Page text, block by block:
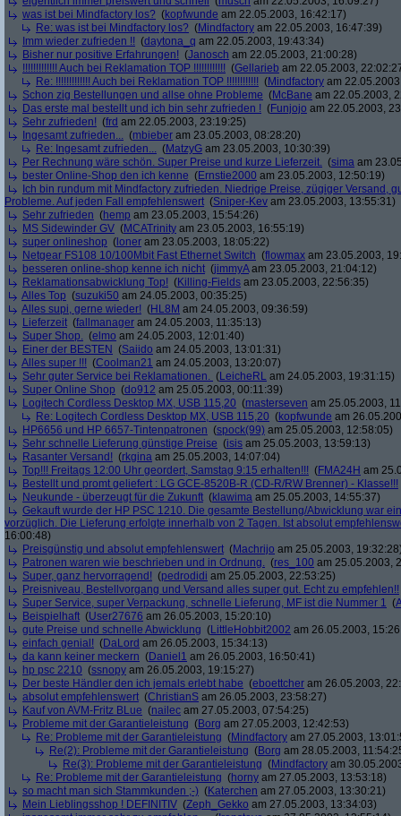
was ist bei Mindfactory los? (kopfwunde am 22.05.2003, 16:42:17)
Re: was ist bei Mindfactory los? (Mindfactory am 22.05.2003, 16:47:39)
Imm wieder zufrieden !! (daytona_q am 22.05.2003, 19:43:34)
Bisher nur positive Erfahrungen! (Janosch am 22.05.2003, 21:00:28)
!!!!!!!!!!!!! Auch bei Reklamation TOP !!!!!!!!!!!! (Gellarieb am 22.05.2003,
Re: !!!!!!!!!!!!! Auch bei Reklamation TOP !!!!!!!!!!!! (Mindfactory am
Schon zig Bestellungen und allse ohne Probleme (McBane am 22.05.2003,
Das erste mal bestellt und ich bin sehr zufrieden ! (Funjojo am 22.05.2003,
Sehr zufrieden! (frd am 22.05.2003, 23:19:25)
Ingesamt zufrieden... (mbieber am 23.05.2003, 08:28:20)
Re: Ingesamt zufrieden... (MatzyG am 23.05.2003, 10:30:39)
Per Rechnung wäre schön. Super Preise und kurze Lieferzeit. (sima am
bester Online-Shop den ich kenne (Ernstie2000 am 23.05.2003, 12:50:19)
Ich bin rundum mit Mindfactory zufrieden. Niedrige Preise, zügiger Versand,
Probleme. Auf jeden Fall empfehlenswert (Sniper-Kev am 23.05.2003, 13:55:31)
Sehr zufrieden (hemp am 23.05.2003, 15:54:26)
MS Sidewinder GV (MCATrinity am 23.05.2003, 16:55:19)
super onlineshop ( loner am 23.05.2003, 18:05:22)
Netgear FS108 10/100Mbit Fast Ethernet Switch (flowmax am 23.05.2003,
besseren online-shop kenne ich nicht (jimmyAam 23.05.2003, 21:04:12)
Reklamationsabwicklung Top! (Killing-Fields am 23.05.2003, 22:56:35)
Alles Top (suzuki50 am 24.05.2003, 00:35:25)
Alles supi, gerne wieder! (HL8M am 24.05.2003, 09:36:59)
Lieferzeit (fallmanager am 24.05.2003, 11:35:13)
Super Shop. (elmo am 24.05.2003, 12:01:40)
Einer der BESTEN (Saiido am 24.05.2003, 13:01:31)
Alles super !!! (Coolman21 am 24.05.2003, 13:20:07)
Sehr guter Service bei Reklamationen. (LeicheRL am 24.05.2003, 19:31:15)
Super Online Shop (do912 am 25.05.2003, 00:11:39)
Logitech Cordless Desktop MX, USB 115,20 (masterseven am 25.05.2003,
Re: Logitech Cordless Desktop MX, USB 115,20 (kopfwunde am
HP6656 und HP 6657-Tintenpatronen (spock(99) am 25.05.2003, 12:58:05)
Sehr schnelle Lieferung günstige Preise (isis am 25.05.2003, 13:59:13)
Rasanter Versand! (rkgina am 25.05.2003, 14:07:04)
Top!!! Freitags 12:00 Uhr geordert, Samstag 9:15 erhalten!!! (FMA24H am
Bestellt und promt geliefert : LG GCE-8520B-R (CD-R/RW Brenner) - Klasse!!!
Neukunde - überzeugt für die Zukunft (klawima am 25.05.2003, 14:55:37)
Gekauft wurde der HP PSC 1210. Die gesamte Bestellung/Abwicklung war
vorzüglich. Die Lieferung erfolgte innerhalb von 2 Tagen. Ist absolut
16:00:48)
Preisgünstig und absolut empfehlenswert (Machrijo am 25.05.2003,
Patronen waren wie beschrieben und in Ordnung. (res_100 am 25.05.2003,
Super, ganz hervorragend! (pedrodidi am 25.05.2003, 22:53:25)
Preisniveau, Bestellvorgang und Versand alles super gut. Echt zu empfehlen!!
Super Service, super Verpackung, schnelle Lieferung, MF ist die Nummer 1 (
Beispielhaft (User27676 am 26.05.2003, 15:20:10)
gute Preise und schnelle Abwicklung (LittleHobbit2002 am 26.05.2003,
einfach genial! (DaLord am 26.05.2003, 15:34:13)
da kann keiner meckern (Daniel1 am 26.05.2003, 16:50:41)
hp psc 2210 (ssnopy am 26.05.2003, 19:15:27)
Der beste Händler den ich jemals erlebt habe (eboettcher am 26.05.2003,
absolut empfehlenswert (ChristianS am 26.05.2003, 23:58:27)
Kauf von AVM-Fritz BLue (nailec am 27.05.2003, 07:54:25)
Probleme mit der Garantieleistung (Borg am 27.05.2003, 12:42:53)
Re: Probleme mit der Garantieleistung (Mindfactory am 27.05.2003,
Re(2): Probleme mit der Garantieleistung (Borg am 28.05.2003,
Re(3): Probleme mit der Garantieleistung (Mindfactory am
Re: Probleme mit der Garantieleistung (horny am 27.05.2003, 13:53:18)
so macht man sich Stammkunden ;-) (Katerchen am 27.05.2003, 13:30:21)
Mein Lieblingsshop ! DEFINITIV (Zeph_Gekko am 27.05.2003, 13:34:03)